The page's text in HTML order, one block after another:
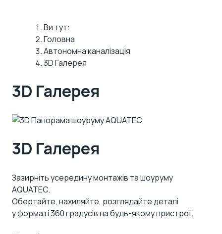
Ви тут:
Головна
Автономна каналізація
3D Галерея
3D Галерея
3D Галерея
Зазирніть усередину монтажів та шоуруму
AQUATEC.
Обертайте, нахиляйте, розглядайте деталі
у форматі 360 градусів на будь-якому пристрої.